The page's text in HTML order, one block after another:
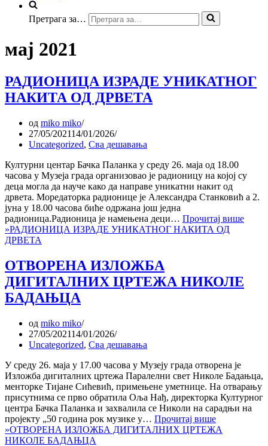
Претрага за…
мај 2021
РАДИОНИЦА ИЗРАДЕ УНИКАТНОГ
НАКИТА ОД ДРВЕТА
од miko miko
27/05/202114/01/2026
Uncategorized, Сва дешавања
Културни центар Бачка Паланка у среду 26. маја од 18.00
часова у Музеја града организовао је радионицу на којој су
деца могла да науче како да направе уникатни накит од
дрвета. Моредаторка радионице је Александра Станковић а 2.
јуна у 18.00 часова биће одржана још једна
радионица.Радионица је намењена деци… Прочитај више
»РАДИОНИЦА ИЗРАДЕ УНИКАТНОГ НАКИТА ОД
ДРВЕТА
ОТВОРЕНА ИЗЛОЖБА
ДИГИТАЛНИХ ЦРТЕЖА НИКОЛЕ
БАДАЊЦА
од miko miko
27/05/202114/01/2026
Uncategorized, Сва дешавања
У среду 26. маја у 17.00 часова у Музеју града отворена је
Изложба дигиталних цртежа Паралелни свет Николе Бадањца,
менторке Тијане Сићевић, примењене уметнице. На отварању
присутнима се прво обратила Оља Нађ, директорка Културног
центра Бачка Паланка и захвалила се Николи на сарадњи на
пројекту „50 година рок музике у… Прочитај више
»ОТВОРЕНА ИЗЛОЖБА ДИГИТАЛНИХ ЦРТЕЖА
НИКОЛЕ БАДАЊЦА